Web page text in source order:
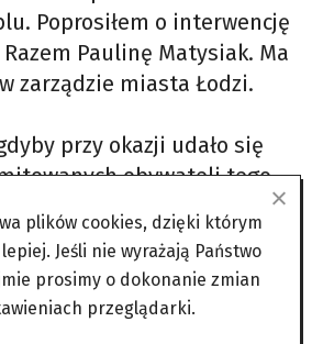
Poprosiłem o interwencję
Paulinę Matysiak. Ma
zarządzie miasta Łodzi.
przy okazji udało się
obywateli tego
się już traktować jak
budowlaniec, to mój stary
lat temu potrącił go
czasu choruje, nie bardzo
pracy. Zaczął żyć z
plików cookies, dzięki którym
Jeśli nie wyrażają Państwo
prosimy o dokonanie zmian
przeglądarki.